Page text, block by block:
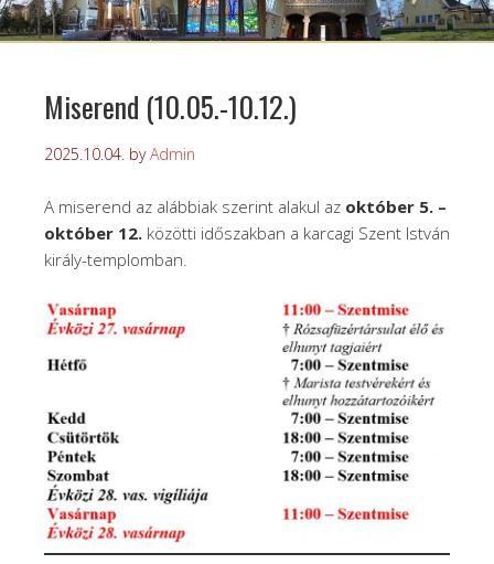
Miserend (10.05.-10.12.)
2025.10.04. byAdmin
A miserend az alábbiak szerint alakul az október 5. –
október 12. közötti időszakban a karcagi Szent István
király-templomban.